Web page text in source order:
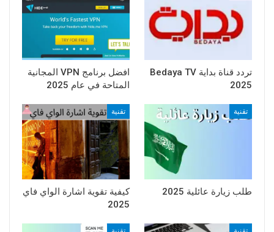
تردد قناة بداية Bedaya TV
2025
افضل برنامج VPN المجانية
المتاحة في عام 2025
تقنية
طلب زيارة عائلية 2025
تقنية
كيفية تقوية اشارة الواي فاي
2025